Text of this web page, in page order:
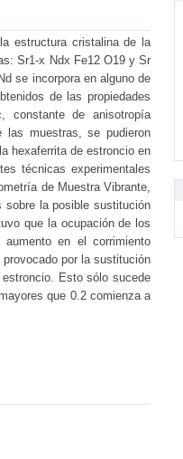
estructura cristalina de la
Sr1-x Ndx Fe12 O19 y Sr
se incorpora en alguno de
de las propiedades
constante de anisotropía
muestras, se pudieron
hexaferrita de estroncio en
técnicas experimentales
de Muestra Vibrante,
sobre la posible sustitución
que la ocupación de los
en el corrimiento
por la sustitución
Esto sólo sucede
que 0.2 comienza a